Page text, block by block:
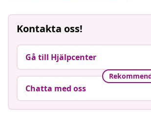
Kontakta oss!
Gå till Hjälpcenter
Chatta med oss